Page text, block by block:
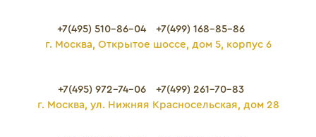
+7(495) 510-86-04
+7(499) 168-85-86
г. Москва, Открытое шоссе, дом 5, корпус 6
+7(495) 972-74-06
+7(499) 261-70-83
г. Москва, ул. Нижняя Красносельская, дом 28